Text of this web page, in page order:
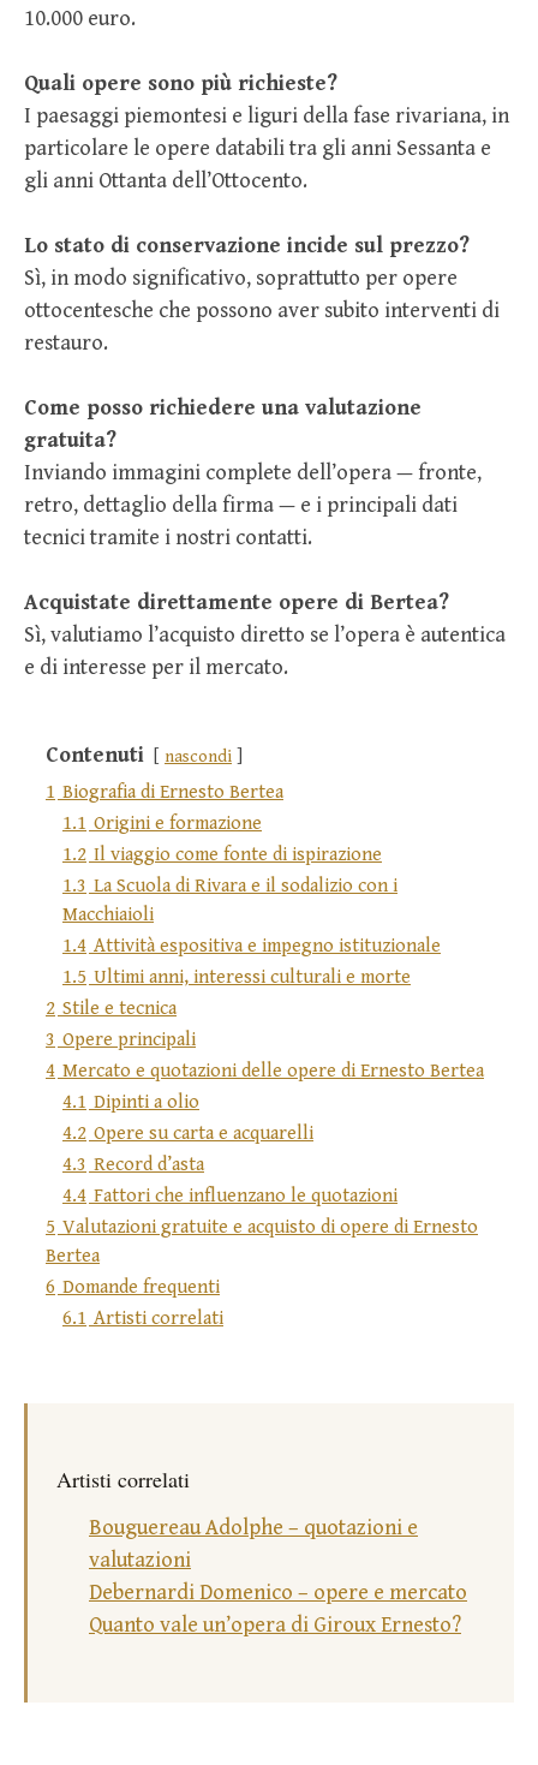
10.000 euro.
Quali opere sono più richieste?
I paesaggi piemontesi e liguri della fase rivariana, in
particolare le opere databili tra gli anni Sessanta e
gli anni Ottanta dell’Ottocento.
Lo stato di conservazione incide sul prezzo?
Sì, in modo significativo, soprattutto per opere
ottocentesche che possono aver subito interventi di
restauro.
Come posso richiedere una valutazione
gratuita?
Inviando immagini complete dell’opera — fronte,
retro, dettaglio della firma — e i principali dati
tecnici tramite i nostri contatti.
Acquistate direttamente opere di Bertea?
Sì, valutiamo l’acquisto diretto se l’opera è autentica
e di interesse per il mercato.
Contenuti nascondi
1 Biografia di Ernesto Bertea
1.1 Origini e formazione
1.2 Il viaggio come fonte di ispirazione
1.3 La Scuola di Rivara e il sodalizio con i
Macchiaioli
1.4 Attività espositiva e impegno istituzionale
1.5 Ultimi anni, interessi culturali e morte
2 Stile e tecnica
3 Opere principali
4 Mercato e quotazioni delle opere di Ernesto Bertea
4.1 Dipinti a olio
4.2 Opere su carta e acquarelli
4.3 Record d’asta
4.4 Fattori che influenzano le quotazioni
5 Valutazioni gratuite e acquisto di opere di Ernesto
Bertea
6 Domande frequenti
6.1 Artisti correlati
Artisti correlati
Bouguereau Adolphe – quotazioni e
valutazioni
Debernardi Domenico – opere e mercato
Quanto vale un’opera di Giroux Ernesto?